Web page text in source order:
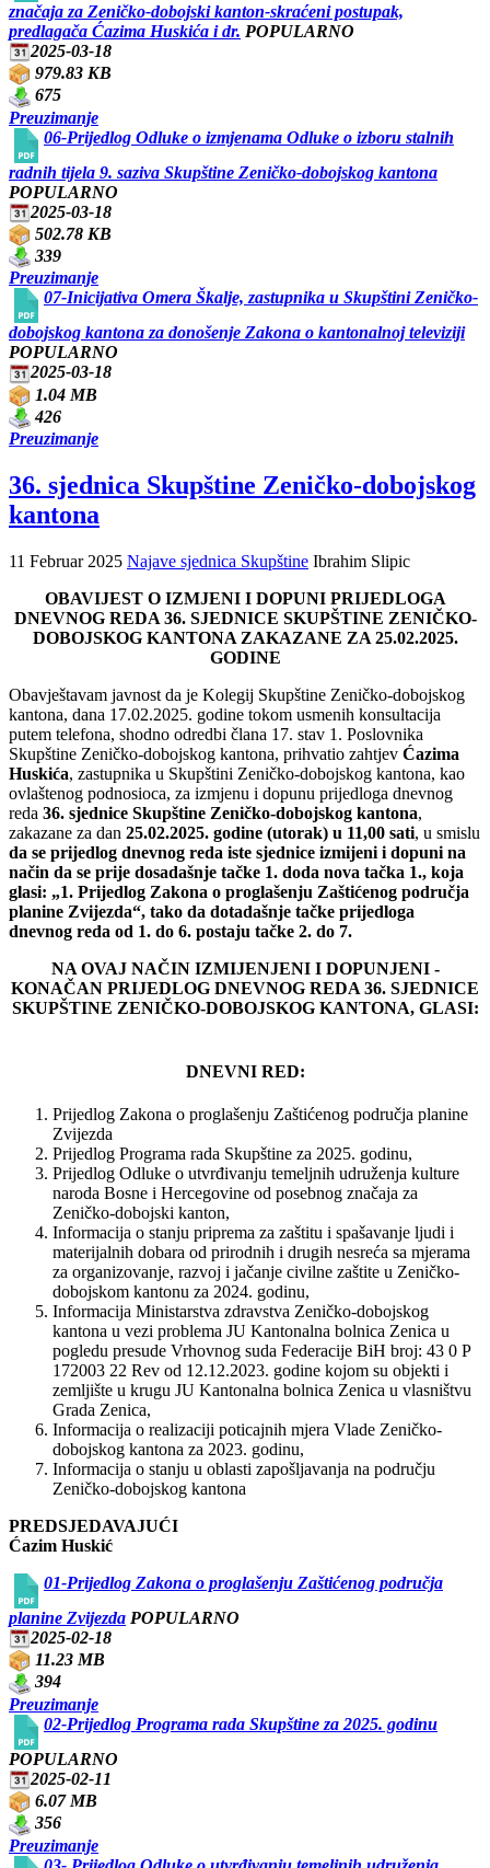
značaja za Zeničko-dobojski kanton-skraćeni postupak,
predlagača Ćazima Huskića i dr. POPULARNO
2025-03-18
979.83 KB
675
Preuzimanje
06-Prijedlog Odluke o izmjenama Odluke o izboru stalnih
radnih tijela 9. saziva Skupštine Zeničko-dobojskog kantona
POPULARNO
2025-03-18
502.78 KB
339
Preuzimanje
07-Inicijativa Omera Škalje, zastupnika u Skupštini Zeničko-
dobojskog kantona za donošenje Zakona o kantonalnoj televiziji
POPULARNO
2025-03-18
1.04 MB
426
Preuzimanje
36. sjednica Skupštine Zeničko-dobojskog
kantona
11 Februar 2025 Najave sjednica Skupštine Ibrahim Slipic
OBAVIJEST O IZMJENI I DOPUNI PRIJEDLOGA
DNEVNOG REDA 36. SJEDNICE SKUPŠTINE ZENIČKO-
DOBOJSKOG KANTONA ZAKAZANE ZA 25.02.2025.
GODINE
Obavještavam javnost da je Kolegij Skupštine Zeničko-dobojskog
kantona, dana 17.02.2025. godine tokom usmenih konsultacija
putem telefona, shodno odredbi člana 17. stav 1. Poslovnika
Skupštine Zeničko-dobojskog kantona, prihvatio zahtjev Ćazima
Huskića, zastupnika u Skupštini Zeničko-dobojskog kantona, kao
ovlaštenog podnosioca, za izmjenu i dopunu prijedloga dnevnog
reda 36. sjednice Skupštine Zeničko-dobojskog kantona,
zakazane za dan 25.02.2025. godine (utorak) u 11,00 sati, u smislu
da se prijedlog dnevnog reda iste sjednice izmijeni i dopuni na
način da se prije dosadašnje tačke 1. doda nova tačka 1., koja
glasi: „1. Prijedlog Zakona o proglašenju Zaštićenog područja
planine Zvijezda“, tako da dotadašnje tačke prijedloga
dnevnog reda od 1. do 6. postaju tačke 2. do 7.
NA OVAJ NAČIN IZMIJENJENI I DOPUNJENI -
KONAČAN PRIJEDLOG DNEVNOG REDA 36. SJEDNICE
SKUPŠTINE ZENIČKO-DOBOJSKOG KANTONA, GLASI:
DNEVNI RED:
Prijedlog Zakona o proglašenju Zaštićenog područja planine
Zvijezda
Prijedlog Programa rada Skupštine za 2025. godinu,
Prijedlog Odluke o utvrđivanju temeljnih udruženja kulture
naroda Bosne i Hercegovine od posebnog značaja za
Zeničko-dobojski kanton,
Informacija o stanju priprema za zaštitu i spašavanje ljudi i
materijalnih dobara od prirodnih i drugih nesreća sa mjerama
za organizovanje, razvoj i jačanje civilne zaštite u Zeničko-
dobojskom kantonu za 2024. godinu,
Informacija Ministarstva zdravstva Zeničko-dobojskog
kantona u vezi problema JU Kantonalna bolnica Zenica u
pogledu presude Vrhovnog suda Federacije BiH broj: 43 0 P
172003 22 Rev od 12.12.2023. godine kojom su objekti i
zemljište u krugu JU Kantonalna bolnica Zenica u vlasništvu
Grada Zenica,
Informacija o realizaciji poticajnih mjera Vlade Zeničko-
dobojskog kantona za 2023. godinu,
Informacija o stanju u oblasti zapošljavanja na području
Zeničko-dobojskog kantona
PREDSJEDAVAJUĆI
Ćazim Huskić
01-Prijedlog Zakona o proglašenju Zaštićenog područja
planine Zvijezda POPULARNO
2025-02-18
11.23 MB
394
Preuzimanje
02-Prijedlog Programa rada Skupštine za 2025. godinu
POPULARNO
2025-02-11
6.07 MB
356
Preuzimanje